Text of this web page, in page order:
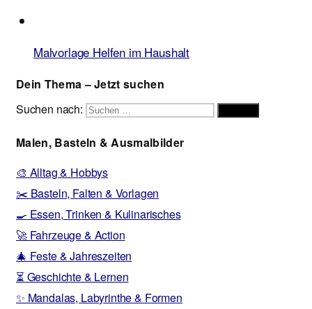
Malvorlage Helfen im Haushalt
Dein Thema – Jetzt suchen
Suchen nach:
Malen, Basteln & Ausmalbilder
🎨 Alltag & Hobbys
✂️ Basteln, Falten & Vorlagen
🍳 Essen, Trinken & Kulinarisches
🚀 Fahrzeuge & Action
🎄 Feste & Jahreszeiten
⏳ Geschichte & Lernen
✨ Mandalas, Labyrinthe & Formen